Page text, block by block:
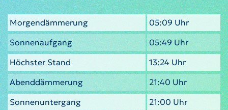
Morgendämmerung
05:09 Uhr
Sonnenaufgang
05:49 Uhr
Höchster Stand
13:24 Uhr
Abenddämmerung
21:40 Uhr
Sonnenuntergang
21:00 Uhr